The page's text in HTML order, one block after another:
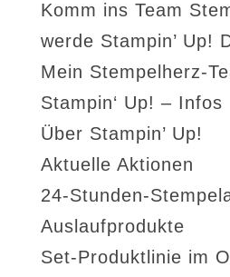
Komm ins Team
werde Stampin’ Up!
Mein Stempelherz-
Stampin‘ Up! – Infos
Über Stampin’ Up!
Aktuelle Aktionen
24-Stunden-
Auslaufprodukte
Set-Produktlinie im